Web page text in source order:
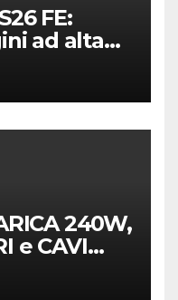
FE:
ad alta
sul
240W,
e CAVI